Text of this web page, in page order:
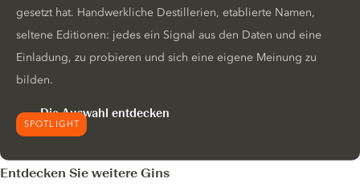
SPOTLIGHT
gesetzt hat. Handwerkliche Destillerien, etablierte Namen,
seltene Editionen: jedes ein Signal aus den Daten und eine
Einladung, zu probieren und sich eine eigene Meinung zu
bilden.
Die Auswahl entdecken
Entdecken Sie weitere Gins